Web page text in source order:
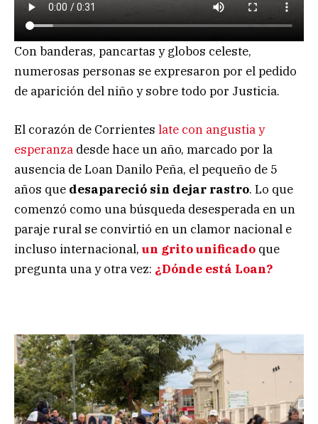
Con banderas, pancartas y globos celeste,
numerosas personas se expresaron por el pedido
de aparición del niño y sobre todo por Justicia.
El corazón de Corrientes late con angustia y
esperanza desde hace un año, marcado por la
ausencia de Loan Danilo Peña, el pequeño de 5
años que desapareció sin dejar rastro. Lo que
comenzó como una búsqueda desesperada en un
paraje rural se convirtió en un clamor nacional e
incluso internacional, un grito unificado que
pregunta una y otra vez: ¿Dónde está Loan?